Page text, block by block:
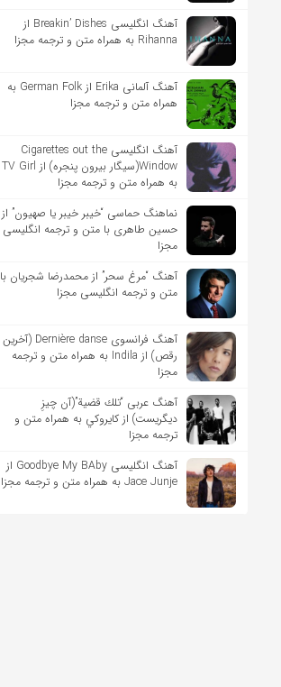
آهنگ انگلیسی Breakin’ Dishes از
Rihanna به همراه متن و ترجمه مجزا
آهنگ آلمانی Erika از German Folk به
همراه متن و ترجمه مجزا
آهنگ انگلیسی Cigarettes out the
Window(سیگار بیرون پنجره) از TV Girl
به همراه متن و ترجمه مجزا
نماهنگ حماسی “خیبر خیبر یا صهیون” از
حسین طاهری با متن و ترجمه انگلیسی
مجزا
آهنگ “مرغ سحر” از محمدرضا شجریان با
متن و ترجمه انگلیسی مجزا
آهنگ فرانسوی Dernière danse (آخرین
رقص) از Indila به همراه متن و ترجمه
مجزا
آهنگ عربی “تلك قضية”(آن چیزِ
دیگریست) از كايروكي به همراه متن و
ترجمه مجزا
آهنگ انگلیسی Goodbye My BAby از
Jace Junje به همراه متن و ترجمه مجزا